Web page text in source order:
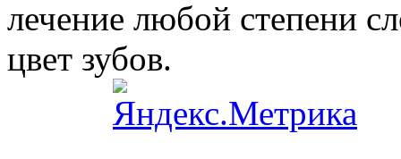
лечение любой степени
цвет зубов.